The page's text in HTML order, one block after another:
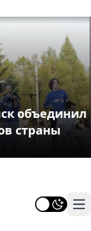
объединил
страны